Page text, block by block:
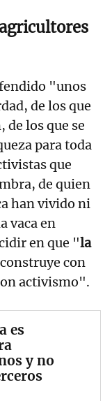
"unos
de los que
los que se
para toda
que
de quien
han vivido ni
vaca en
en que "la
con
activismo".
es
y no